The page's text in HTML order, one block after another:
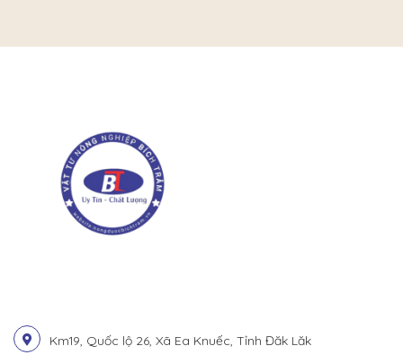
Km19, Quốc lộ 26, Xã Ea Knuếc, Tỉnh Đăk Lăk